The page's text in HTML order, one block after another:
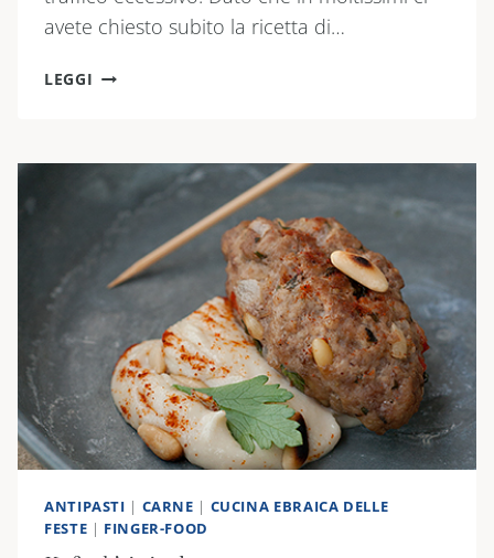
avete chiesto subito la ricetta di…
LEGGI IL
PROVA
DEL
ANTIPASTI | CARNE | CUCINA EBRAICA DELLE
FESTE | FINGER-FOOD